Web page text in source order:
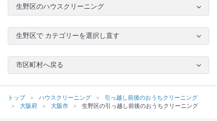
生野区のハウスクリーニング
生野区で カテゴリーを選択し直す
市区町村へ戻る
トップ ハウスクリーニング
引っ越し前後のおうちクリーニング
大阪府
大阪市 生野区の引っ越し前後のおうちクリーニング